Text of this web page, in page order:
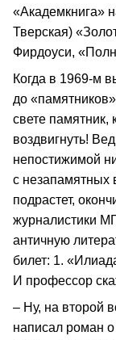
«Академкнига»
Тверская)
Фирдоуси,
Когда в 1969-м
до
свете памятник,
воздвигнуть!
непостижимой
с незапамятных
подрастет,
журналистики
античную
билет: 1.
И профессор
– Ну, на второй
написал роман